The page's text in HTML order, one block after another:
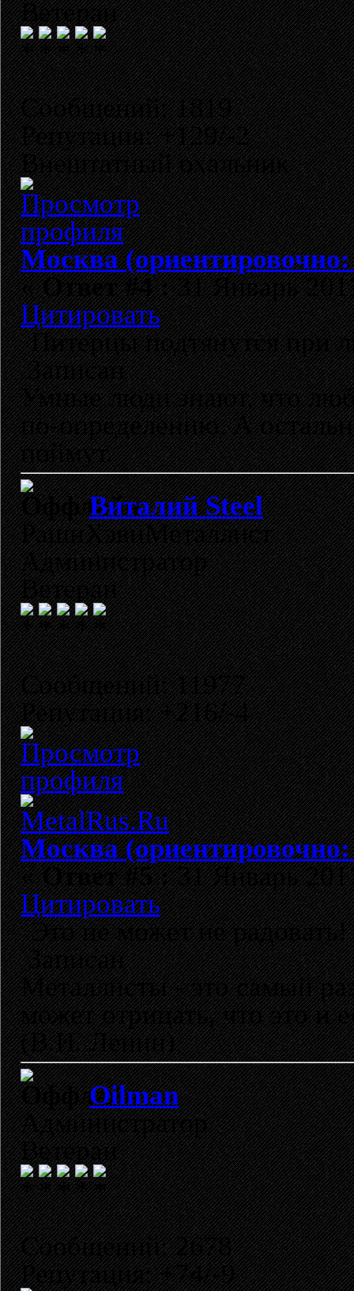
Ветеран
Сообщений: 1819
Репутация: +129/-2
Внештатный охальник
Москва
«Ответ #4 :31 Январь
Цитировать
Питерцы подтянутся при
Записан
Умные люди знают, что
по-определению. А
поймут.
Виталий Steel
РашнХэвиМеталлист
Администратор
Ветеран
Сообщений: 11977
Репутация: +216/-4
Москва
«Ответ #5 :31 Январь
Цитировать
Это не может не
Записан
Металлисты - это самый
может отрицать, что это и
(В.И. Ленин)
Oilman
Администратор
Ветеран
Сообщений: 2678
Репутация: +74/-9